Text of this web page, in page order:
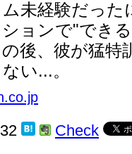
未経験だった
ョンで"でき
後、彼が猛特
い...。
Check